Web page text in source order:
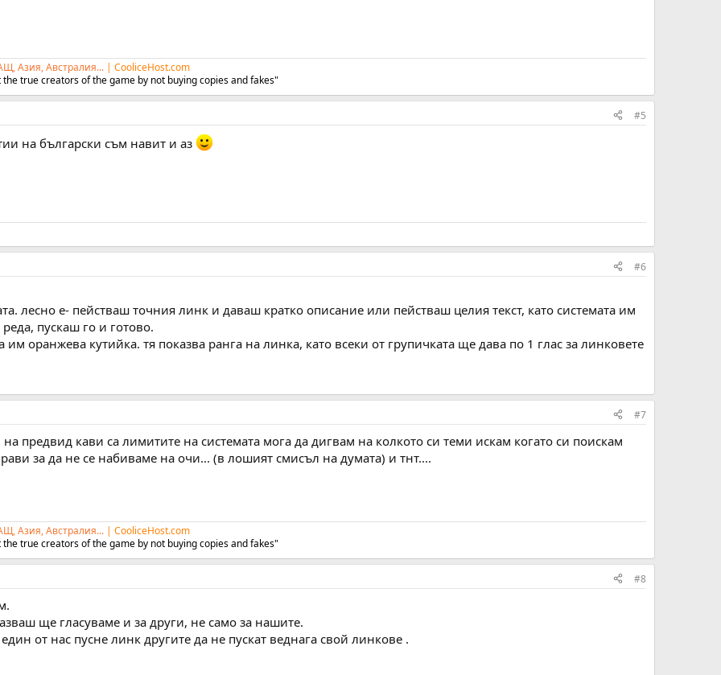
Азия, Австралия... | CooliceHost.com
true creators of the game by not buying copies and fakes"
#5
на български съм навит и аз
#6
лесно е- пействаш точния линк и даваш кратко описание или пействаш целия текст, като системата им
пускаш го и готово.
им оранжева кутийка. тя показва ранга на линка, като всеки от групичката ще дава по 1 глас за линковете
#7
предвид кави са лимитите на системата мога да дигвам на колкото си теми искам когато си поискам
за да не се набиваме на очи... (в лошият смисъл на думата) и тнт....
Азия, Австралия... | CooliceHost.com
true creators of the game by not buying copies and fakes"
#8
ще гласуваме и за други, не само за нашите.
от нас пусне линк другите да не пускат веднага свой линкове .